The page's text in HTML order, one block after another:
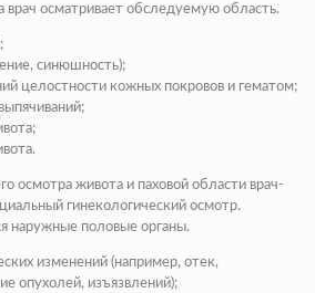
врач осматривает обследуемую область.
синюшность);
целостности кожных покровов и гематом;
осмотра живота и паховой области врач-
гинекологический осмотр.
наружные половые органы.
изменений (например, отек,
опухолей, изъязвлений);